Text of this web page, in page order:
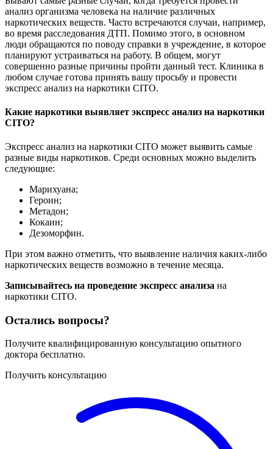
анализ организма человека на наличие различных
наркотических веществ. Часто встречаются случаи, например,
во время расследования ДТП. Помимо этого, в основном
люди обращаются по поводу справки в учреждение, в которое
планируют устраиваться на работу. В общем, могут
совершенно разные причины пройти данный тест. Клиника в
любом случае готова принять вашу просьбу и провести
экспресс анализ на наркотики CITO.
Какие наркотики выявляет экспресс анализ на наркотики
CITO?
Экспресс анализ на наркотики CITO может выявить самые
разные виды наркотиков. Среди основных можно выделить
следующие:
Марихуана;
Героин;
Метадон;
Кокаин;
Дезоморфин.
При этом важно отметить, что выявление наличия каких-либо
наркотических веществ возможно в течение месяца.
Записывайтесь на проведение экспресс анализа на
наркотики CITO.
Остались вопросы?
Получите квалифицированную консультацию опытного
доктора бесплатно.
Получить консультацию